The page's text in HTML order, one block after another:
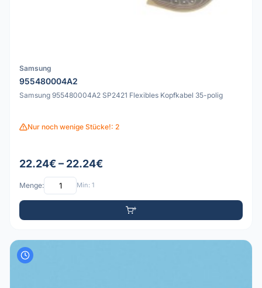
Samsung
955480004A2
Samsung 955480004A2 SP2421 Flexibles Kopfkabel 35-polig
Nur noch wenige Stücke!: 2
22.24€ – 22.24€
Menge: Min: 1